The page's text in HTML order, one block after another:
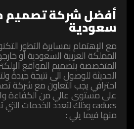
أفضلشركة تصميم
سعودية
مع الإهتمام بمسايرة التطور
المملكة العربية السعودية أو
المتخصصة بتصميم المواقع
الحديثة للوصول الى نتيجة جيدة
احترافي يجب التعاون معشركة
على مستوى عالي من الكفاءة
caducsوذلك لتعدد الخدمات
منها فيما يلي :